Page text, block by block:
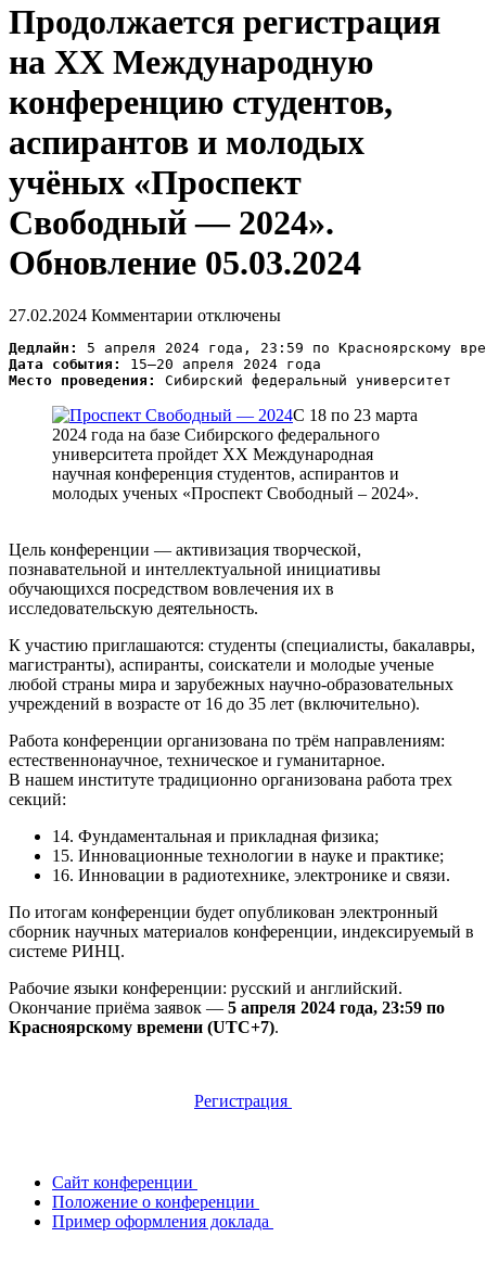
Продолжается регистрация
на XX Международную
конференцию студентов,
аспирантов и молодых
учёных «Проспект
Свободный — 2024».
Обновление 05.03.2024
27.02.2024 Комментарии отключены
Дедлайн:
Дата события:
Место проведения:
С 18 по 23 марта
2024 года на базе Сибирского федерального
университета пройдет XX Международная
научная конференция студентов, аспирантов и
молодых ученых «Проспект Свободный – 2024».
Цель конференции — активизация творческой,
познавательной и интеллектуальной инициативы
обучающихся посредством вовлечения их в
исследовательскую деятельность.
К участию приглашаются: студенты (специалисты, бакалавры,
магистранты), аспиранты, соискатели и молодые ученые
любой страны мира и зарубежных научно-образовательных
учреждений в возрасте от 16 до 35 лет (включительно).
Работа конференции организована по трём направлениям:
естественнонаучное, техническое и гуманитарное.
В нашем институте традиционно организована работа трех
секций:
14. Фундаментальная и прикладная физика;
15. Инновационные технологии в науке и практике;
16. Инновации в радиотехнике, электронике и связи.
По итогам конференции будет опубликован электронный
сборник научных материалов конференции, индексируемый в
системе РИНЦ.
Рабочие языки конференции: русский и английский.
Окончание приёма заявок — 5 апреля 2024 года, 23:59 по
Красноярскому времени (UTC+7).
Регистрация
Сайт конференции
Положение о конференции
Пример оформления доклада